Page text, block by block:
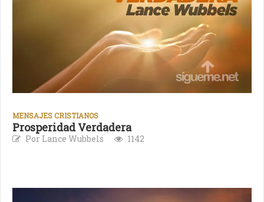
MENSAJES CRISTIANOS
Prosperidad Verdadera
Por Lance Wubbels 1142